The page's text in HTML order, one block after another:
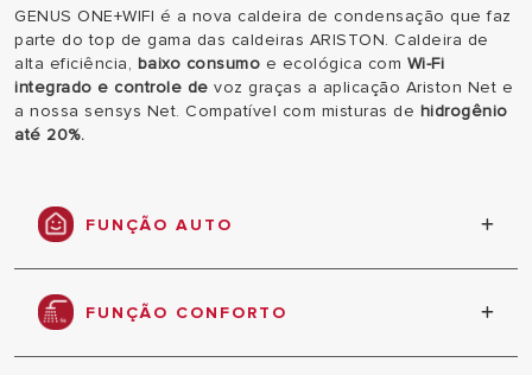
GENUS ONE+WIFI é a nova caldeira de condensação que faz
parte do top de gama das caldeiras ARISTON. Caldeira de
alta eficiência, baixo consumo e ecológica com Wi-Fi
integrado e controle de voz graças a aplicação Ariston Net e
a nossa sensys Net. Compatível com misturas de hidrogênio
até 20%.
FUNÇÃO AUTO
Máximo conforto, eficiência energética e
economia. Ajusta automaticamente a temperatura
de acordo com a temperatura externa e a
FUNÇÃO CONFORTO
Fornecimento rápido de água quente em dois